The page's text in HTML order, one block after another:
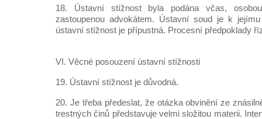
18. Ústavní stížnost byla podána včas,
zastoupenou advokátem. Ústavní soud je k
ústavní stížnost je přípustná. Procesní předpoklady
VI. Věcné posouzení ústavní stížnosti
19. Ústavní stížnost je důvodná.
20. Je třeba předeslat, že otázka obvinění ze
trestných činů představuje velmi složitou materii.